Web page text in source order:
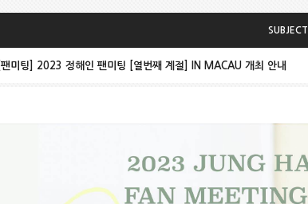
SUBJECT
[팬미팅] 2023 정해인 팬미팅 [열번째 계절] IN MACAU 개최 안내